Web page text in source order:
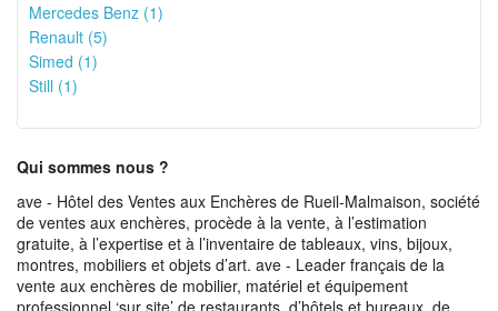
Mercedes Benz (1)
Renault (5)
Simed (1)
Still (1)
Qui sommes nous ?
ave - Hôtel des Ventes aux Enchères de Rueil-Malmaison, société
de ventes aux enchères, procède à la vente, à l’estimation
gratuite, à l’expertise et à l’inventaire de tableaux, vins, bijoux,
montres, mobiliers et objets d’art. ave - Leader français de la
vente aux enchères de mobilier, matériel et équipement
professionnel ‘sur site’ de restaurants, d’hôtels et bureaux, de